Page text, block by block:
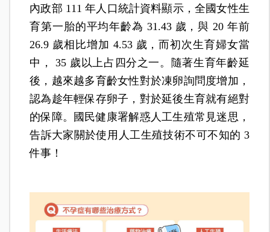
內政部 111 年人口統計資料顯示，全國女性生
育第一胎的平均年齡為 31.43 歲，與 20 年前
26.9 歲相比增加 4.53 歲，而初次生育婦女當
中， 35 歲以上占四分之一。隨著生育年齡延
後，越來越多育齡女性對於凍卵詢問度增加，
認為趁年輕保存卵子，對於延後生育就有絕對
的保障。國民健康署解惑人工生殖常見迷思，
告訴大家關於使用人工生殖技術不可不知的 3
件事！